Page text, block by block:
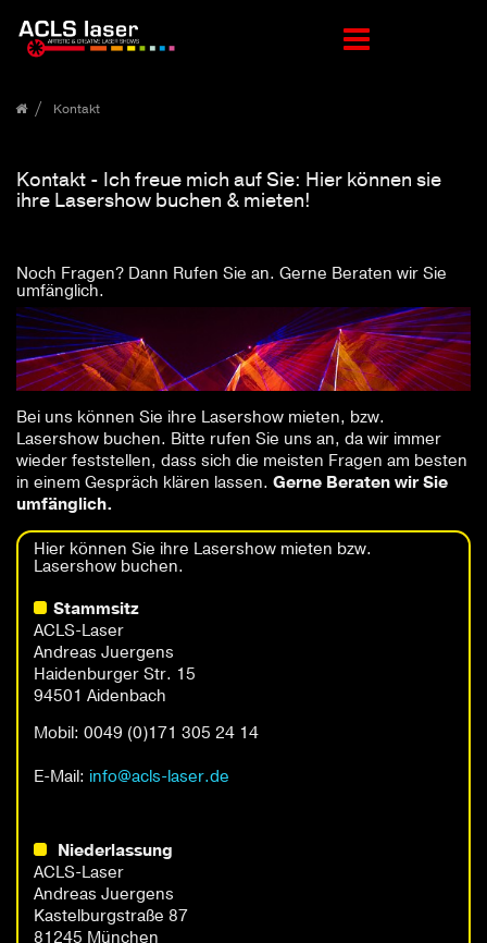
Zum
Inhalt
Kontakt
Kontakt - Ich freue mich auf Sie: Hier können sie
ihre Lasershow buchen & mieten!
Noch Fragen? Dann Rufen Sie an. Gerne Beraten wir Sie
umfänglich.
Bei uns können Sie ihre Lasershow mieten, bzw.
Lasershow buchen. Bitte rufen Sie uns an, da wir immer
wieder feststellen, dass sich die meisten Fragen am besten
in einem Gespräch klären lassen. Gerne Beraten wir Sie
umfänglich.
Hier können Sie ihre Lasershow mieten bzw.
Lasershow buchen.
Stammsitz
ACLS-Laser
Andreas Juergens
Haidenburger Str. 15
94501 Aidenbach
Mobil: 0049 (0)171 305 24 14
E-Mail: info@acls-laser.de
Niederlassung
ACLS-Laser
Andreas Juergens
Kastelburgstraße 87
81245 München